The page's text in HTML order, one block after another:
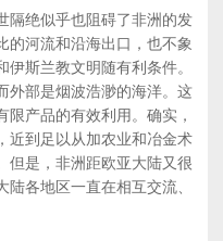
绝似乎也阻碍了非洲的发
的河流和沿海出口，也不象
斯兰教文明随有利条件。
外部是烟波浩渺的海洋。这
限产品的有效利用。确实，
近到足以从加农业和冶金术
但是，非洲距欧亚大陆又很
各地区一直在相互交流、